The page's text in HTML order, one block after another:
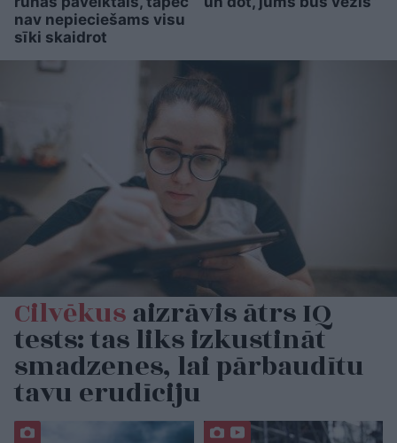
nav nepieciešams visu
sīki skaidrot
Cilvēkusaizrāvis ātrs IQ
tests: tas liks izkustināt
smadzenes, lai pārbaudītu
tavu erudīciju